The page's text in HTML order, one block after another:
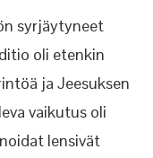
syrjäytyneet
oli etenkin
ja Jeesuksen
vaikutus oli
lensivät